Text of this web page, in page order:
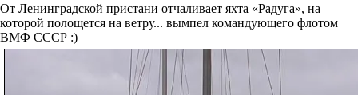
От Ленинградской пристани отчаливает яхта «Радуга», на
которой полощется на ветру... вымпел командующего флотом
ВМФ СССР :)